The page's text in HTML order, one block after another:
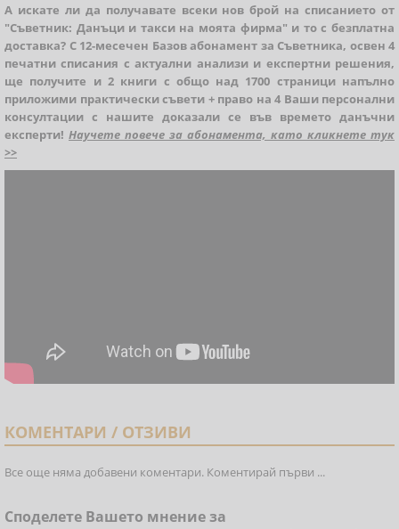
А искате ли да получавате всеки нов брой на списанието от
"Съветник: Данъци и такси на моята фирма" и то с безплатна
доставка? С 12-месечен Базов абонамент за Съветника, освен 4
печатни списания с актуални анализи и експертни решения,
ще получите и 2 книги с общо над 1700 страници напълно
приложими практически съвети + право на 4 Ваши персонални
консултации с нашите доказали се във времето данъчни
експерти! Научете повече за абонамента, като кликнете тук
>>
КОМЕНТАРИ / ОТЗИВИ
Все още няма добавени коментари. Коментирай първи ...
Споделете Вашето мнение за